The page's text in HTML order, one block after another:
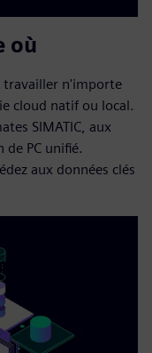
où
travailler n'importe
cloud natif ou local.
SIMATIC, aux
PC unifié.
aux données clés